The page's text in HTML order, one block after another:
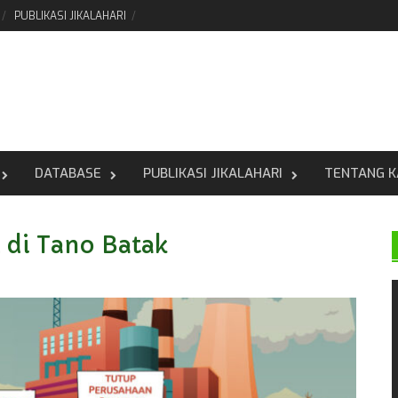
PUBLIKASI JIKALAHARI
DATABASE PUBLIKASI JIKALAHARI TENTANG
di Tano Batak